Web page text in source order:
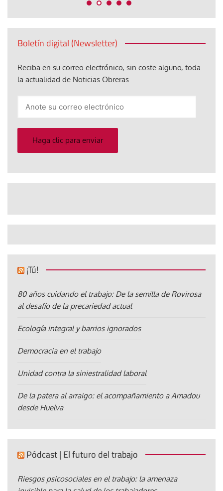
Boletín digital (Newsletter)
Reciba en su correo electrónico, sin coste alguno, toda
la actualidad de Noticias Obreras
electrónico
Haga clic para enviar
¡Tú!
80 años cuidando el trabajo: De la semilla de Rovirosa
al desafío de la precariedad actual
Ecología integral y barrios ignorados
Democracia en el trabajo
Unidad contra la siniestralidad laboral
De la patera al arraigo: el acompañamiento a Amadou
desde Huelva
Pódcast | El futuro del trabajo
Riesgos psicosociales en el trabajo: la amenaza